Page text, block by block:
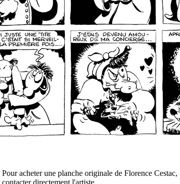
Pour acheter une planche originale de Florence Cestac,
contacter directement l'artiste.